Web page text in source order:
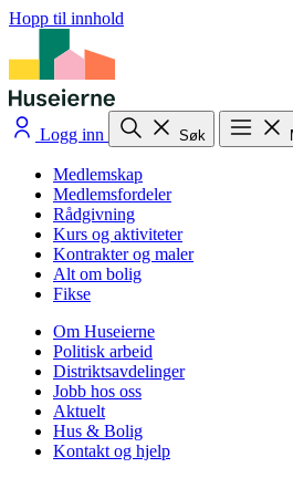
Hopp til innhold
Logg inn Søk
Medlemskap
Medlemsfordeler
Rådgivning
Kurs og aktiviteter
Kontrakter og maler
Alt om bolig
Fikse
Om Huseierne
Politisk arbeid
Distriktsavdelinger
Jobb hos oss
Aktuelt
Hus & Bolig
Kontakt og hjelp